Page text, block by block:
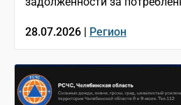
28.07.2026 | Регион